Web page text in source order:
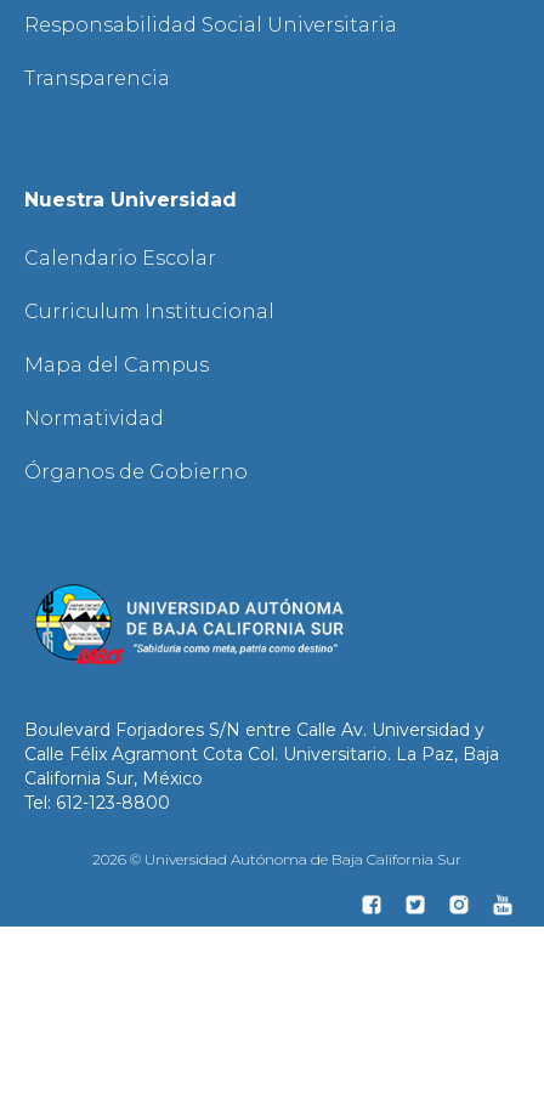
Responsabilidad Social Universitaria
Transparencia
Nuestra Universidad
Calendario Escolar
Curriculum Institucional
Mapa del Campus
Normatividad
Órganos de Gobierno
Boulevard Forjadores S/N entre Calle Av. Universidad y
Calle Félix Agramont Cota Col. Universitario. La Paz, Baja
California Sur, México
Tel: 612-123-8800
2026 © Universidad Autónoma de Baja California Sur